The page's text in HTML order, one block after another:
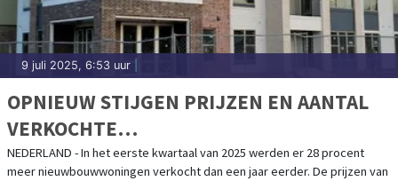
9 juli 2025, 6:53 uur
OPNIEUW STIJGEN PRIJZEN EN AANTAL
VERKOCHTE
NIEUWBOUWKOOPWONINGEN
NEDERLAND - In het eerste kwartaal van 2025 werden er 28 procent
meer nieuwbouwwoningen verkocht dan een jaar eerder. De prijzen van